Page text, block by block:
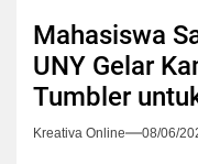
Mahasiswa
UNY Gelar
Tumbler
Kreativa Online 08/06/